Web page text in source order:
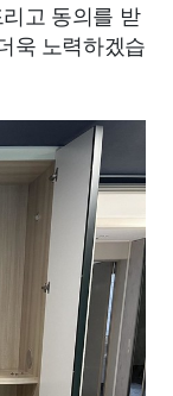
고 동의를 받
욱 노력하겠습